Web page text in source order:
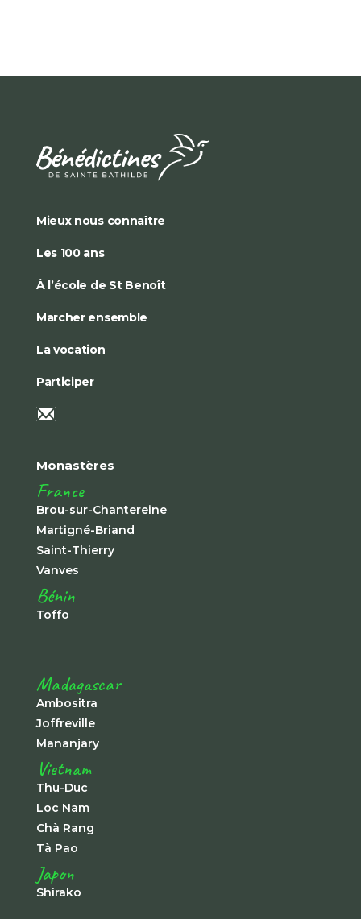
Mieux nous connaître
Les 100 ans
À l’école de St Benoît
Marcher ensemble
La vocation
Participer
Monastères
France
Brou-sur-Chantereine
Martigné-Briand
Saint-Thierry
Vanves
Bénin
Toffo
Madagascar
Ambositra
Joffreville
Mananjary
Vietnam
Thu-Duc
Loc Nam
Chà Rang
Tà Pao
Japon
Shirako